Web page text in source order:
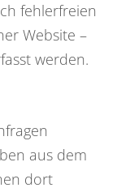
fehlerfreien
Website –
werden.
aus dem
dort